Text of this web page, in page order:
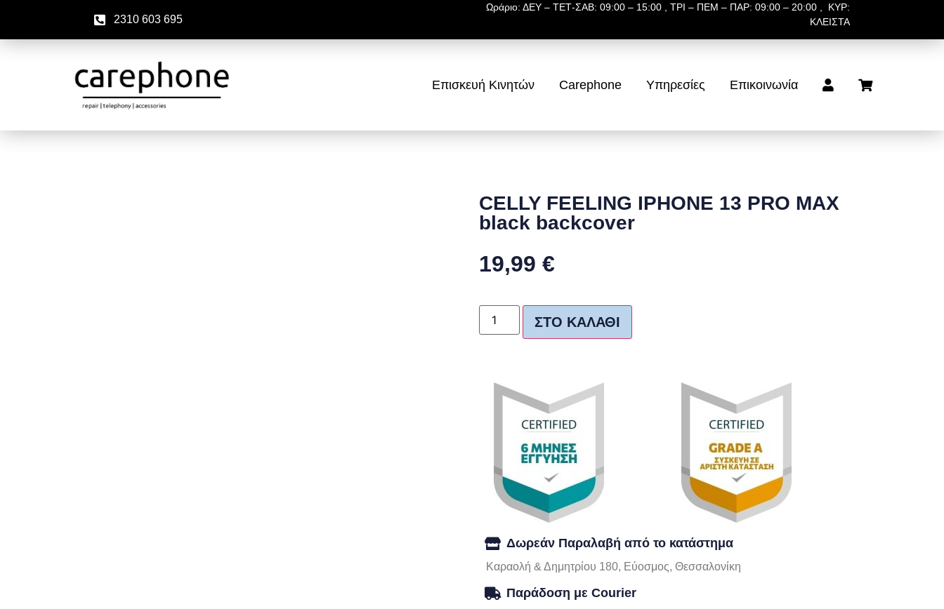
2310 603 695
Ωράριο: ΔΕΥ – ΤΕΤ-ΣΑΒ: 09:00 – 15:00 , ΤΡΙ – ΠΕΜ – ΠΑΡ: 09:00 – 20:00 , ΚΥΡ:
ΚΛΕΙΣΤΑ
Επισκευή Κινητών Carephone Υπηρεσίες Επικοινωνία
CELLY FEELING IPHONE 13 PRO MAX
black backcover
19,99 €
ΣΤΟ ΚΑΛΆΘΙ
Δωρεάν Παραλαβή από το κατάστημα
Καραολή & Δημητρίου 180, Εύοσμος, Θεσσαλονίκη
Παράδοση με Courier